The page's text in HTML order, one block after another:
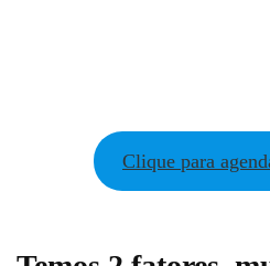
Clique para